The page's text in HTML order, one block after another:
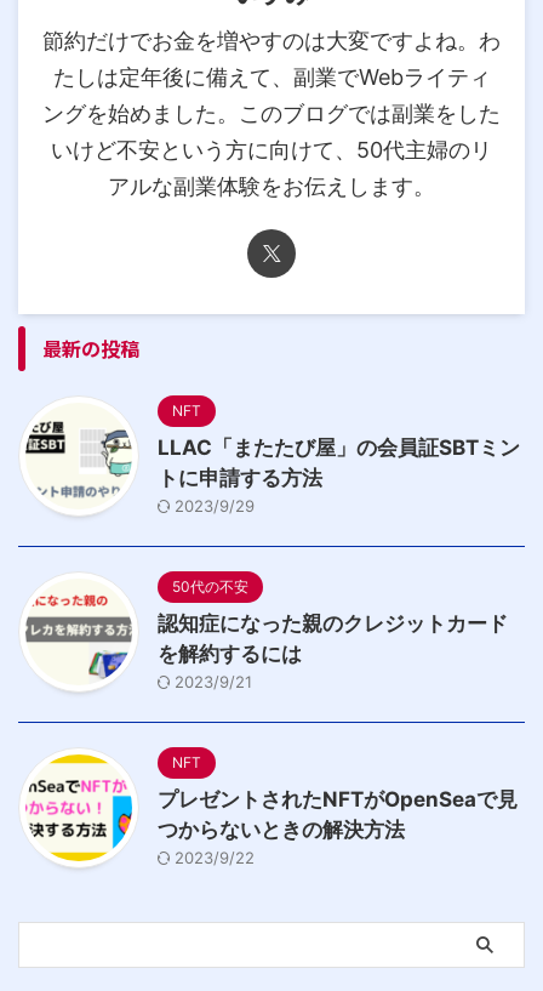
節約だけでお金を増やすのは大変ですよね。わ
たしは定年後に備えて、副業でWebライティ
ングを始めました。このブログでは副業をした
いけど不安という方に向けて、50代主婦のリ
アルな副業体験をお伝えします。
最新の投稿
NFT
LLAC「またたび屋」の会員証SBTミン
トに申請する方法
2023/9/29
50代の不安
認知症になった親のクレジットカード
を解約するには
2023/9/21
NFT
プレゼントされたNFTがOpenSeaで見
つからないときの解決方法
2023/9/22